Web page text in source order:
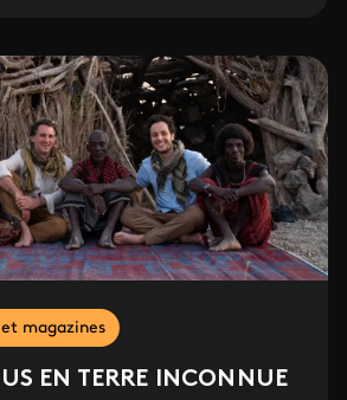
magazines
EN TERRE INCONNUE